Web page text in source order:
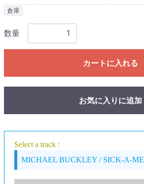
倉庫
数量
カートに入れる
お気に入りに追加
Select a track :
MICHAEL BUCKLEY / SICK-A-ME